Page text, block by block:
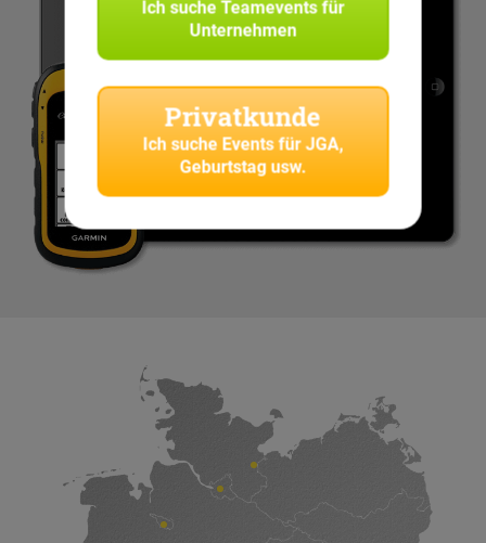
Ich sucheTeamevents für
Unternehmen
Privatkunde
Ich suche Events für JGA,
Geburtstag usw.